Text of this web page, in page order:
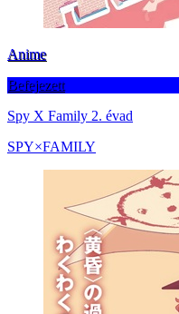
Anime
Befejezett
Spy X Family 2. évad
SPY×FAMILY